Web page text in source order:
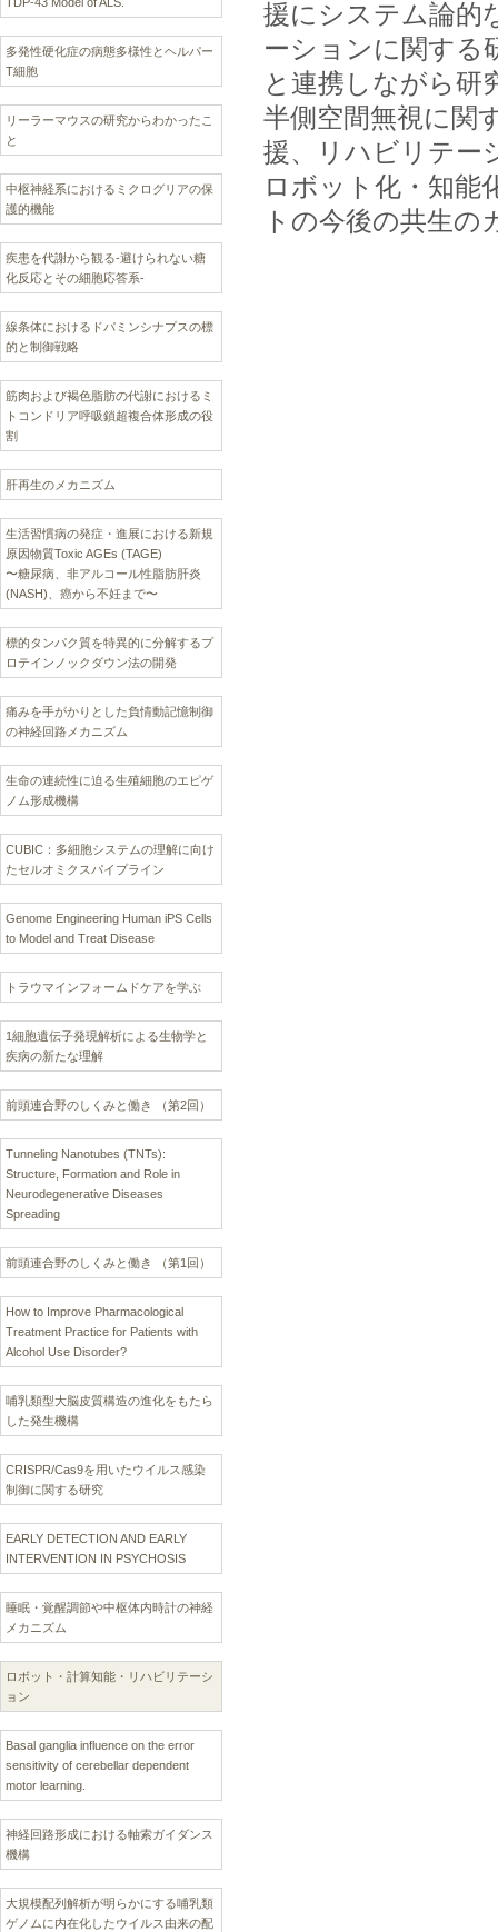
多発性硬化症の病態多様性とヘルパー
T細胞
リーラーマウスの研究からわかったこ
と
中枢神経系におけるミクログリアの保
護的機能
疾患を代謝から観る‐避けられない糖
化反応とその細胞応答系‐
線条体におけるドパミンシナプスの標
的と制御戦略
筋肉および褐色脂肪の代謝におけるミ
トコンドリア呼吸鎖超複合体形成の役
割
肝再生のメカニズム
生活習慣病の発症・進展における新規
原因物質Toxic AGEs (TAGE)
〜糖尿病、非アルコール性脂肪肝炎
(NASH)、癌から不妊まで〜
標的タンパク質を特異的に分解するプ
ロテインノックダウン法の開発
痛みを手がかりとした負情動記憶制御
の神経回路メカニズム
生命の連続性に迫る生殖細胞のエピゲ
ノム形成機構
CUBIC：多細胞システムの理解に向け
たセルオミクスパイプライン
Genome Engineering Human iPS Cells
to Model and Treat Disease
トラウマインフォームドケアを学ぶ
1細胞遺伝子発現解析による生物学と
疾病の新たな理解
前頭連合野のしくみと働き （第2回）
Tunneling Nanotubes (TNTs):
Structure, Formation and Role in
Neurodegenerative Diseases
Spreading
前頭連合野のしくみと働き （第1回）
How to Improve Pharmacological
Treatment Practice for Patients with
Alcohol Use Disorder?
哺乳類型大脳皮質構造の進化をもたら
した発生機構
CRISPR/Cas9を用いたウイルス感染
制御に関する研究
EARLY DETECTION AND EARLY
INTERVENTION IN PSYCHOSIS
睡眠・覚醒調節や中枢体内時計の神経
メカニズム
ロボット・計算知能・リハビリテーシ
ョン
Basal ganglia influence on the error
sensitivity of cerebellar dependent
motor learning.
神経回路形成における軸索ガイダンス
機構
大規模配列解析が明らかにする哺乳類
ゲノムに内在化したウイルス由来の配
援にシステム論的
ーションに関する
と連携しながら研
半側空間無視に関
援、リハビリテー
ロボット化・知能
トの今後の共生